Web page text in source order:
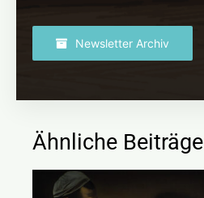
Newsletter Archiv
Ähnliche Beiträge